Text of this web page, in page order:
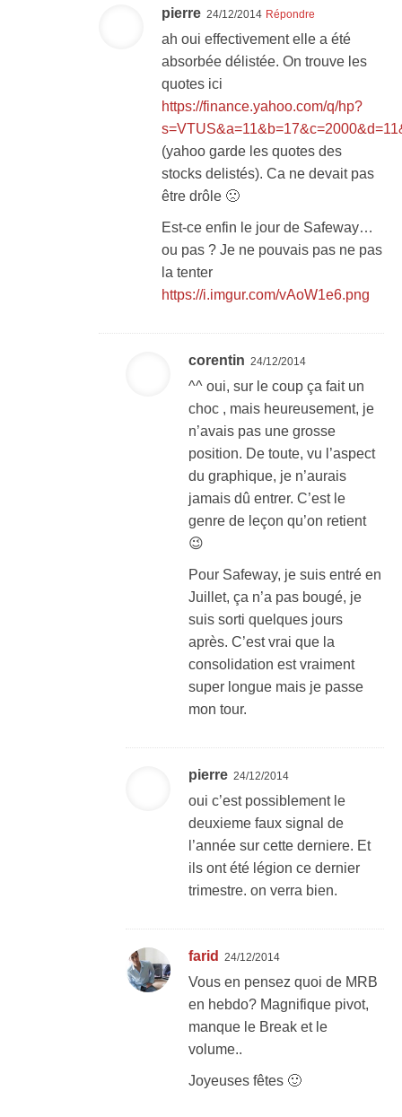
pierre 24/12/2014 Répondre
ah oui effectivement elle a été
absorbée délistée. On trouve les
quotes ici
https://finance.yahoo.com/q/hp?
(yahoo garde les quotes des
stocks delistés). Ca ne devait pas
être drôle 🙁
Est-ce enfin le jour de Safeway…
ou pas ? Je ne pouvais pas ne pas
la tenter
https://i.imgur.com/vAoW1e6.png
corentin 24/12/2014
^^ oui, sur le coup ça fait un
choc , mais heureusement, je
n’avais pas une grosse
position. De toute, vu l’aspect
du graphique, je n’aurais
jamais dû entrer. C’est le
genre de leçon qu’on retient
😉
Pour Safeway, je suis entré en
Juillet, ça n’a pas bougé, je
suis sorti quelques jours
après. C’est vrai que la
consolidation est vraiment
super longue mais je passe
mon tour.
pierre 24/12/2014
oui c’est possiblement le
deuxieme faux signal de
l’année sur cette derniere. Et
ils ont été légion ce dernier
trimestre. on verra bien.
farid 24/12/2014
Vous en pensez quoi de MRB
en hebdo? Magnifique pivot,
manque le Break et le
volume..
Joyeuses fêtes 🙂